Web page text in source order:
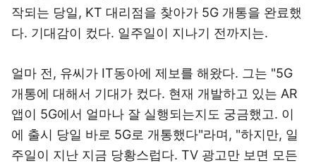
작되는 당일, KT 대리점을 찾아가 5G 개통을 완료했
다. 기대감이 컸다. 일주일이 지나기 전까지는.
얼마 전, 유씨가 IT동아에 제보를 해왔다. 그는 "5G
개통에 대해서 기대가 컸다. 현재 개발하고 있는 AR
앱이 5G에서 얼마나 잘 실행되는지도 궁금했고. 이
에 출시 당일 바로 5G로 개통했다"라며, "하지만, 일
주일이 지난 지금 당황스럽다. TV 광고만 보면 모든